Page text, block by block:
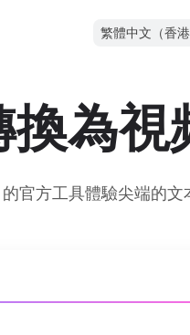
繁體中文（香港
為視
方工具體驗尖端的文